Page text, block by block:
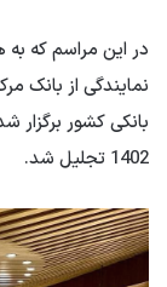
در این مراسم که
نمایندگی از بانک
بانکی کشور
1402 تجلیل شد.